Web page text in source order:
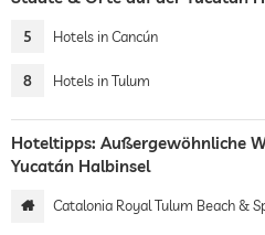
5 Hotels in Cancún
8 Hotels in Tulum
Hoteltipps: Außergewöhnliche
Yucatán Halbinsel
Catalonia Royal Tulum Beach &